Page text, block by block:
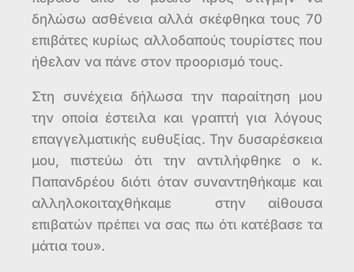
δηλώσω ασθένεια αλλά σκέφθηκα τους 70
επιβάτες κυρίως αλλοδαπούς τουρίστες που
ήθελαν να πάνε στον προορισμό τους.
Στη συνέχεια δήλωσα την παραίτηση μου
την οποία έστειλα και γραπτή για λόγους
επαγγελματικής ευθυξίας. Την δυσαρέσκεια
μου, πιστεύω ότι την αντιλήφθηκε ο κ.
Παπανδρέου διότι όταν συναντηθήκαμε και
αλληλοκοιταχθήκαμε στην αίθουσα
επιβατών πρέπει να σας πω ότι κατέβασε τα
μάτια του».